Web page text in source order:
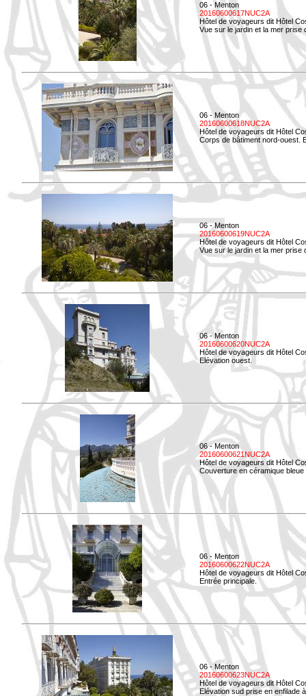
06 - Menton
20160600617NUC2A
Hôtel de voyageurs dit Hôtel
Vue sur le jardin et la mer prise
06 - Menton
20160600618NUC2A
Hôtel de voyageurs dit Hôtel
Corps de bâtiment nord-ouest.
06 - Menton
20160600619NUC2A
Hôtel de voyageurs dit Hôtel
Vue sur le jardin et la mer prise
06 - Menton
20160600620NUC2A
Hôtel de voyageurs dit Hôtel
Elévation ouest.
06 - Menton
20160600621NUC2A
Hôtel de voyageurs dit Hôtel
Couverture en céramique
06 - Menton
20160600622NUC2A
Hôtel de voyageurs dit Hôtel
Entrée principale.
06 - Menton
20160600623NUC2A
Hôtel de voyageurs dit Hôtel
Elévation sud prise en enfilade